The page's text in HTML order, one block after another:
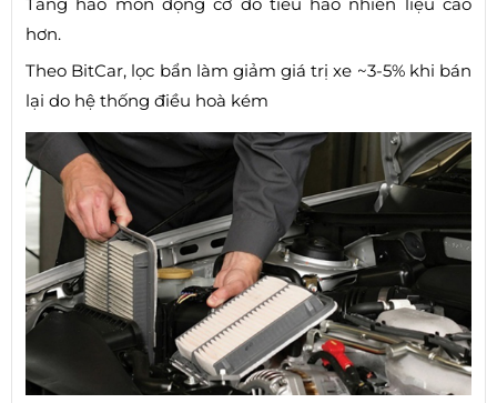
hơn.
Theo BitCar, lọc bẩn làm giảm giá trị xe ~3-5% khi bán
lại do hệ thống điều hoà kém